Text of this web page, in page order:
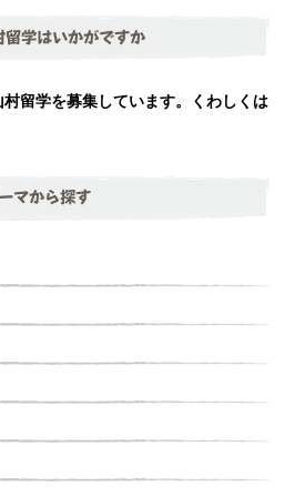
留学はいかがですか
留学を募集しています。くわしくは
マから探す